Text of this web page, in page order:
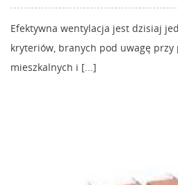
Efektywna wentylacja jest dzisiaj
kryteriów, branych pod uwagę
mieszkalnych i [...]